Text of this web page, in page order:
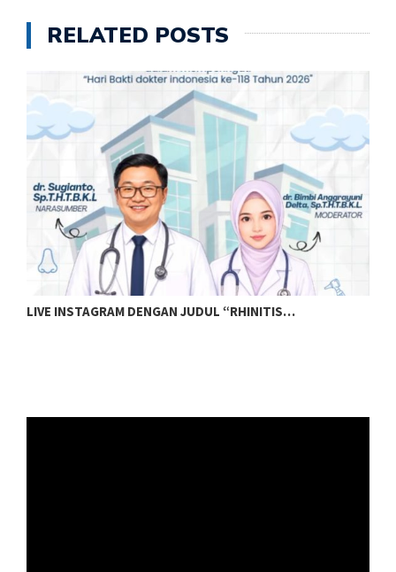
RELATED POSTS
LIVE INSTAGRAM DENGAN JUDUL “RHINITIS…